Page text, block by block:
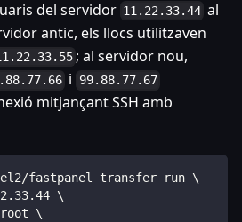
del servidor 11.22.33.44 al
antic, els llocs utilitzaven
; al servidor nou,
i 99.88.77.67
mitjançant SSH amb
fastpanel transfer run \
\
\